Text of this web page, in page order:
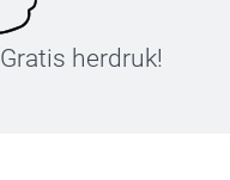
herdruk!